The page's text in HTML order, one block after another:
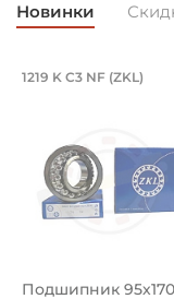
Новинки
разводной
Подшипник
Подшипник
1219 K C3 NF (ZKL)
Подшипник